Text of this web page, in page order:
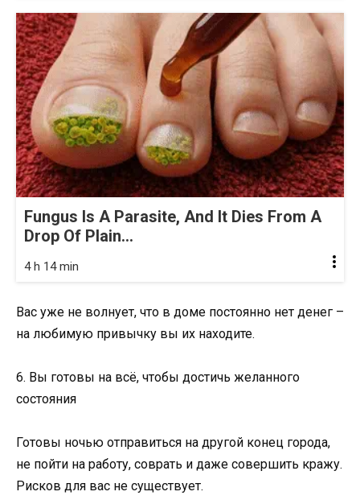
Fungus Is A Parasite, And It Dies From A
Drop Of Plain...
4 h 14 min
Вас уже не волнует, что в доме постоянно нет денег –
на любимую привычку вы их находите.
6. Вы готовы на всё, чтобы достичь желанного
состояния
Готовы ночью отправиться на другой конец города,
не пойти на работу, соврать и даже совершить кражу.
Рисков для вас не существует.